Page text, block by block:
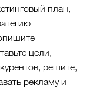
план,
цели,
решите,
рекламу и